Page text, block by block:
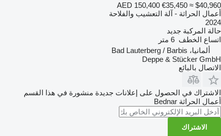
AED 150,400 €35,450 ≈ $40,960
أعمال الحراثة - آلة التعشيب والفلاحة
2024
حالة المركبة جديد
اتساع الخطف 6 متر
ألمانيا، Bad Lauterberg / Barbis
Deppe & Stücker GmbH
الاتصال بالبائع
الاشتراك في الحصول على إعلانات جديدة منشورة في هذا القسم
أعمال الحراثة Bednar
الاشتراك